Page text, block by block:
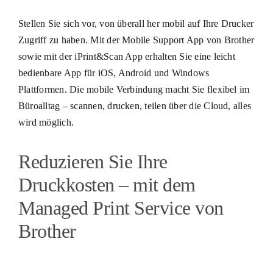
Stellen Sie sich vor, von überall her mobil auf Ihre Drucker
Zugriff zu haben. Mit der Mobile Support App von Brother
sowie mit der iPrint&Scan App erhalten Sie eine leicht
bedienbare App für iOS, Android und Windows
Plattformen. Die mobile Verbindung macht Sie flexibel im
Büroalltag – scannen, drucken, teilen über die Cloud, alles
wird möglich.
Reduzieren Sie Ihre
Druckkosten – mit dem
Managed Print Service von
Brother